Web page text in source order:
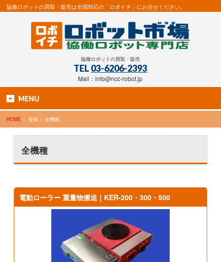
協働ロボットの買取・販売は全国対応の「ロボイチ」にお任せください。
協働ロボットの買取・販売
TEL 03-6206-2393
Mail：info@ncc-robot.jp
MENU
HOME » 投稿 » 全機種
全機種
電動ローラー 重量物搬送｜KER-200・300・500